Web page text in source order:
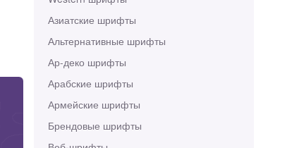
Азиатские шрифты
Альтернативные шрифты
Ар-деко шрифты
Арабские шрифты
Армейские шрифты
Брендовые шрифты